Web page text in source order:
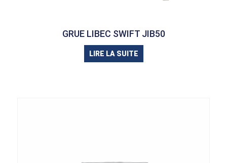
GRUE LIBEC SWIFT JIB50
LIRE LA SUITE